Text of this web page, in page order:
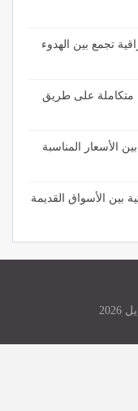
تجمع بين الهدوء
على طريق
الأسعار المناسبة
بين الأسواق القديمة